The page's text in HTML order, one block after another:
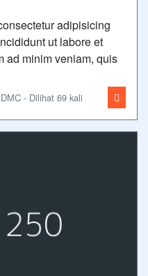
adipisicing
ut labore et
ad minim veniam, quis
- Dilihat 69 kali